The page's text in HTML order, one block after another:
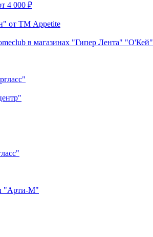
4 000 ₽
от ТМ Appetite
в магазинах "Гипер Лента" "О'Кей"
"Арти-М"